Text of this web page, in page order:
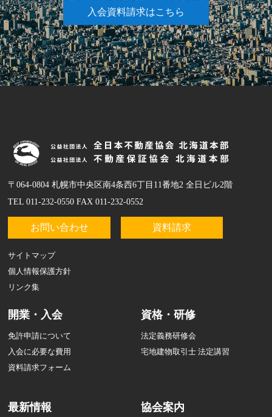
入会資料請求はこちら
〒064-0804 札幌市中央区南4条西6丁目11番地2 全日ビル2階
TEL 011-232-0550 FAX 011-232-0552
お問い合わせ 資料請求
サイトマップ
個人情報保護方針
リンク集
開業・入会
免許申請について
入会に必要な費用
資料請求フォーム
資格・研修
法定義務研修会
宅地建物取引士 法定講習
最新情報 協会案内